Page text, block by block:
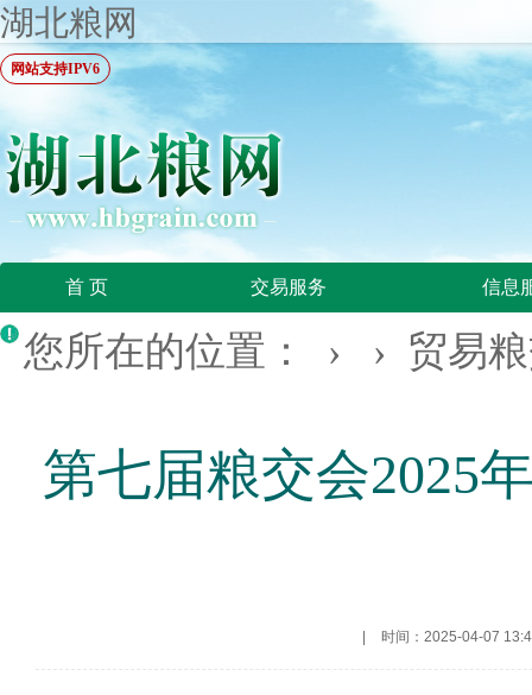
湖北粮网
网站支持IPV6
首 页 交易服务 信息
您所在的位置： › › 贸易
第七届粮交会2025
时间：2025-04-07